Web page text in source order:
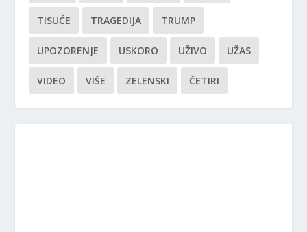
TISUĆE TRAGEDIJA TRUMP
UPOZORENJE USKORO UŽIVO UŽAS
VIDEO VIŠE ZELENSKI ČETIRI